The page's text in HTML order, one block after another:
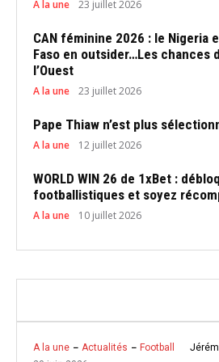
A la une 23 juillet 2026
CAN féminine 2026 : le Nigeria
Faso en outsider…Les chances
l’Ouest
A la une 23 juillet 2026
Pape Thiaw n’est plus
A la une 12 juillet 2026
WORLD WIN 26 de 1xBet :
footballistiques et soyez
A la une 10 juillet 2026
A la une Actualités Football